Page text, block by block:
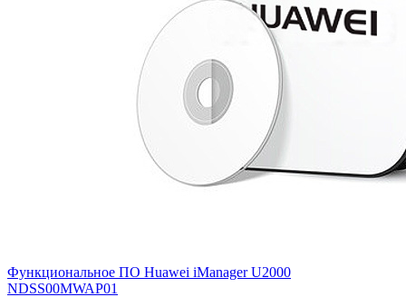
Функциональное ПО Huawei iManager U2000
NDSS00MWAP01